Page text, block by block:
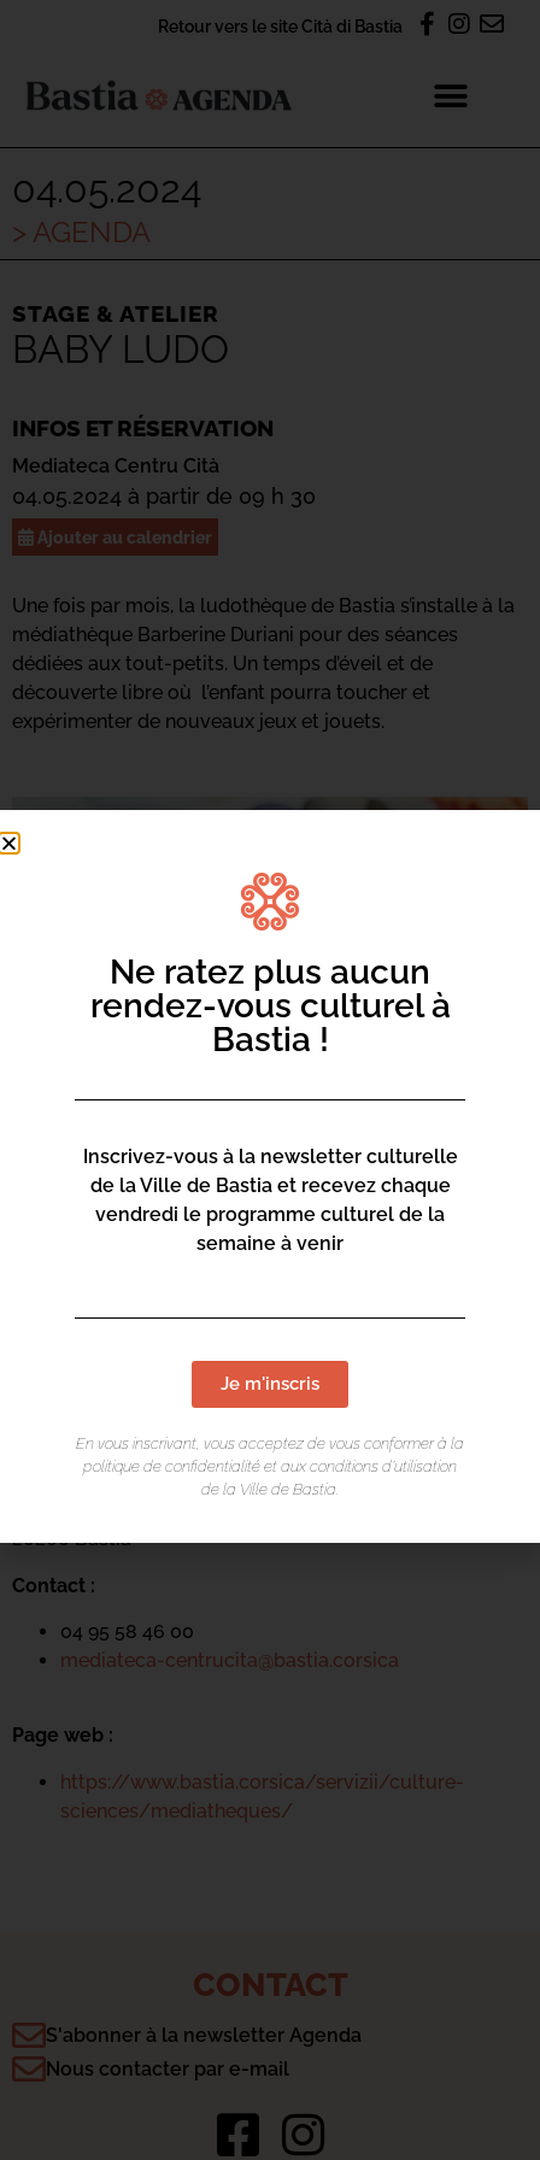
Retour vers le site Cità di Bastia
04.05.2024
> AGENDA
STAGE & ATELIER
BABY LUDO
INFOS ET RÉSERVATION
Mediateca Centru Cità
04.05.2024 à partir de 09 h 30
Ajouter au calendrier
Une fois par mois, la ludothèque de Bastia s’installe à la
médiathèque Barberine Duriani pour des séances
dédiées aux tout-petits. Un temps d’éveil et de
découverte libre où l’enfant pourra toucher et
expérimenter de nouveaux jeux et jouets.
LIEU DE L'ÉVÉNEMENT
Mediateca Centru Cità
Place du Théatre
20200 Bastia
Contact :
04 95 58 46 00
mediateca-centrucita@bastia.corsica
Page web :
https://www.bastia.corsica/servizii/culture-
sciences/mediatheques/
CONTACT
S'abonner à la newsletter Agenda
Nous contacter par e-mail
Ne ratez plus aucun
rendez-vous culturel à
Bastia !
Inscrivez-vous à la newsletter culturelle
de la Ville de Bastia et recevez chaque
vendredi le programme culturel de la
semaine à venir
Je m'inscris
En vous inscrivant, vous acceptez de vous conformer à la
politique de confidentialité et aux conditions d’utilisation
de la Ville de Bastia.